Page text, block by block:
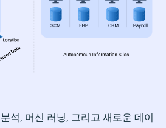
석, 머신 러닝, 그리고 새로운 데이